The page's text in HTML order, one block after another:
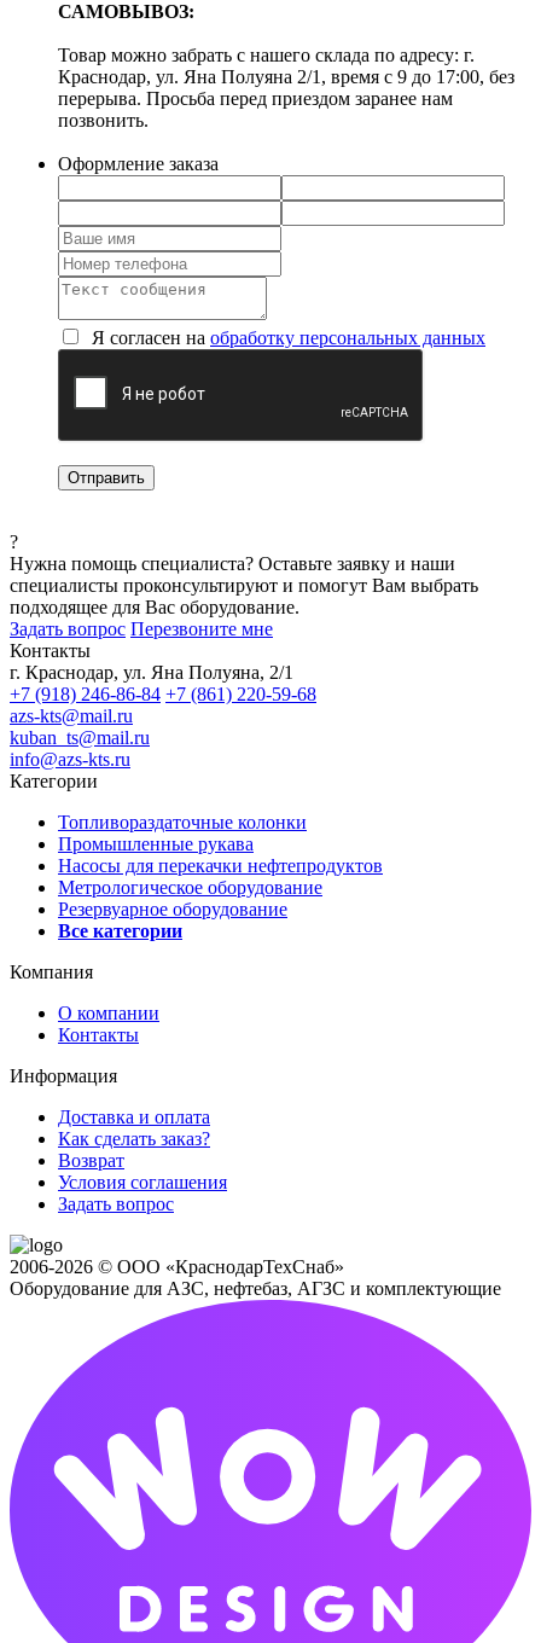
САМОВЫВОЗ:
Товар можно забрать с нашего склада по адресу: г.
Краснодар, ул. Яна Полуяна 2/1, время с 9 до 17:00, без
перерыва. Просьба перед приездом заранее нам
позвонить.
Оформление заказа
Я согласен на обработку персональных данных
?
Нужна помощь специалиста? Оставьте заявку и наши
специалисты проконсультируют и помогут Вам выбрать
подходящее для Вас оборудование.
Задать вопрос Перезвоните мне
Контакты
г. Краснодар, ул. Яна Полуяна, 2/1
+7 (918) 246-86-84 +7 (861) 220-59-68
azs-kts@mail.ru
kuban_ts@mail.ru
info@azs-kts.ru
Категории
Топливораздаточные колонки
Промышленные рукава
Насосы для перекачки нефтепродуктов
Метрологическое оборудование
Резервуарное оборудование
Все категории
Компания
О компании
Контакты
Информация
Доставка и оплата
Как сделать заказ?
Возврат
Условия соглашения
Задать вопрос
2006-2026 © ООО «КраснодарТехСнаб»
Оборудование для АЗС, нефтебаз, АГЗС и комплектующие